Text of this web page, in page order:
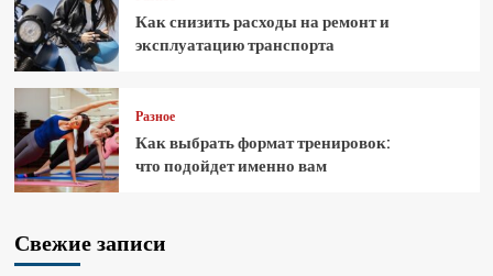
Как снизить расходы на ремонт и
эксплуатацию транспорта
Разное
Как выбрать формат тренировок:
что подойдет именно вам
Свежие записи